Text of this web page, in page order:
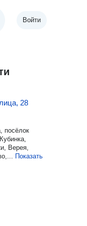
Войти
28
посёлок
Верея,
Показать